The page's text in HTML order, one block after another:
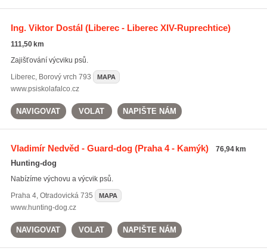
Ing. Viktor Dostál(Liberec - Liberec XIV-Ruprechtice)
111,50 km
Zajišťování výcviku psů.
Liberec, Borový vrch 793 MAPA
www.psiskolafalco.cz
NAVIGOVAT VOLAT NAPIŠTE NÁM
Vladimír Nedvěd - Guard-dog(Praha 4 - Kamýk) 76,94 km
Hunting-dog
Nabízíme výchovu a výcvik psů.
Praha 4, Otradovická 735 MAPA
www.hunting-dog.cz
NAVIGOVAT VOLAT NAPIŠTE NÁM